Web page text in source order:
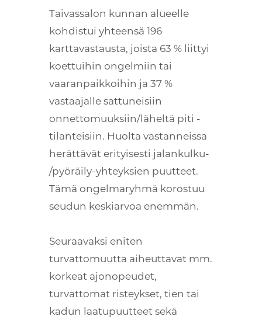
Taivassalon kunnan alueelle
kohdistui yhteensä 196
karttavastausta, joista 63 % liittyi
koettuihin ongelmiin tai
vaaranpaikkoihin ja 37 %
vastaajalle sattuneisiin
onnettomuuksiin/läheltä piti -
tilanteisiin. Huolta vastanneissa
herättävät erityisesti jalankulku-
/pyöräily-yhteyksien puutteet.
Tämä ongelmaryhmä korostuu
seudun keskiarvoa enemmän.
Seuraavaksi eniten
turvattomuutta aiheuttavat mm.
korkeat ajonopeudet,
turvattomat risteykset, tien tai
kadun laatupuutteet sekä